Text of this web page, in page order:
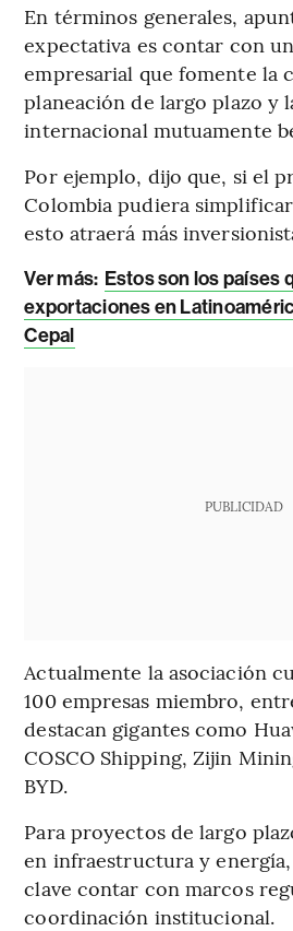
En términos generales,
expectativa es contar con
empresarial que fomente la
planeación de largo plazo y
internacional mutuamente
Por ejemplo, dijo que, si el
Colombia pudiera
esto atraerá más
Ver más: Estos son los países
exportaciones en
Cepal
PUBLICIDAD
Actualmente la asociación
100 empresas miembro,
destacan gigantes como
COSCO Shipping, Zijin
BYD.
Para proyectos de largo
en infraestructura y
clave contar con marcos
coordinación institucional.